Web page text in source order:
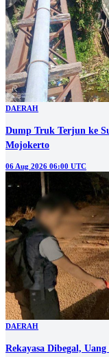
DAERAH
Dump Truk Terjun ke
Mojokerto
06 Aug 2026 06:00 UTC
DAERAH
Rekayasa Dibegal,